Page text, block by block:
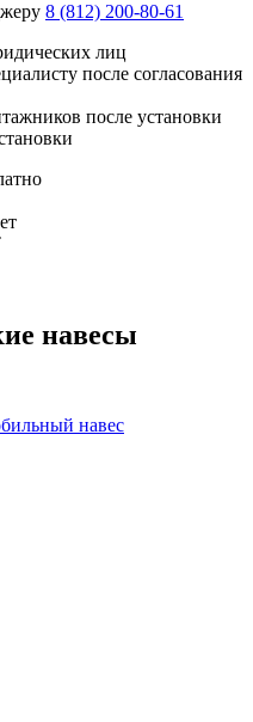
8 (812) 200-80-61
лиц
после согласования
после установки
навесы
навес